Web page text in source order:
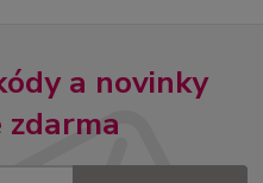
a novinky
zdarma